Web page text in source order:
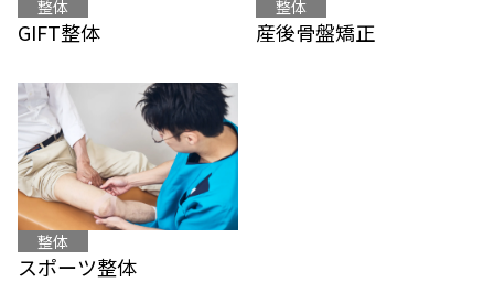
整体
GIFT整体
整体
産後骨盤矯正
整体
スポーツ整体